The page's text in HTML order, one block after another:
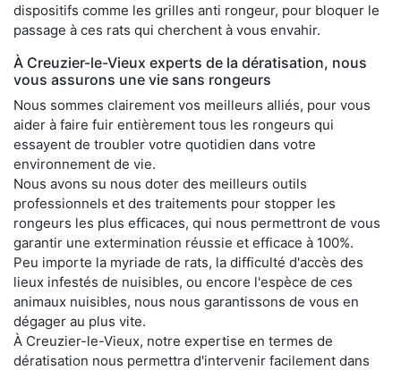
dispositifs comme les grilles anti rongeur, pour bloquer le
passage à ces rats qui cherchent à vous envahir.
À Creuzier-le-Vieux experts de la dératisation, nous
vous assurons une vie sans rongeurs
Nous sommes clairement vos meilleurs alliés, pour vous
aider à faire fuir entièrement tous les rongeurs qui
essayent de troubler votre quotidien dans votre
environnement de vie.
Nous avons su nous doter des meilleurs outils
professionnels et des traitements pour stopper les
rongeurs les plus efficaces, qui nous permettront de vous
garantir une extermination réussie et efficace à 100%.
Peu importe la myriade de rats, la difficulté d'accès des
lieux infestés de nuisibles, ou encore l'espèce de ces
animaux nuisibles, nous nous garantissons de vous en
dégager au plus vite.
À Creuzier-le-Vieux, notre expertise en termes de
dératisation nous permettra d'intervenir facilement dans